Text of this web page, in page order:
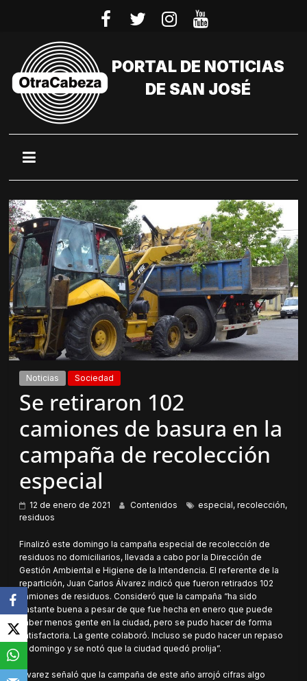
PORTAL DE NOTICIAS
DE SAN JOSÉ
Noticias Sociedad
Se retiraron 102
camiones de basura en la
campaña de recolección
especial
12 de enero de 2021 Contenidos especial,recolección,
residuos
Finalizó este domingo la campaña especial de recolección de
residuos no domiciliarios, llevada a cabo por la Dirección de
Gestión Ambiental e Higiene de la Intendencia. El referente de la
repartición, Juan Carlos Álvarez indicó que fueron retirados 102
camiones de residuos. Consideró que la campaña “ha sido
bastante buena a pesar de que fue hecha en enero que puede
haber menos gente en la ciudad, pero se pudo hacer de forma
satisfactoria. La gente colaboró. Incluso se pudo hacer un repaso
el domingo y se notó que la ciudad quedó prolija”.
Álvarez señaló que la campaña de este año arrojó cifras algo